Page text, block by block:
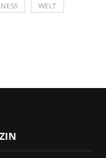
WELT